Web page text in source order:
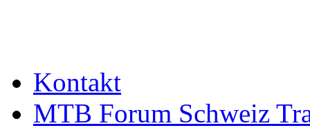
Kontakt
MTB Forum Schweiz